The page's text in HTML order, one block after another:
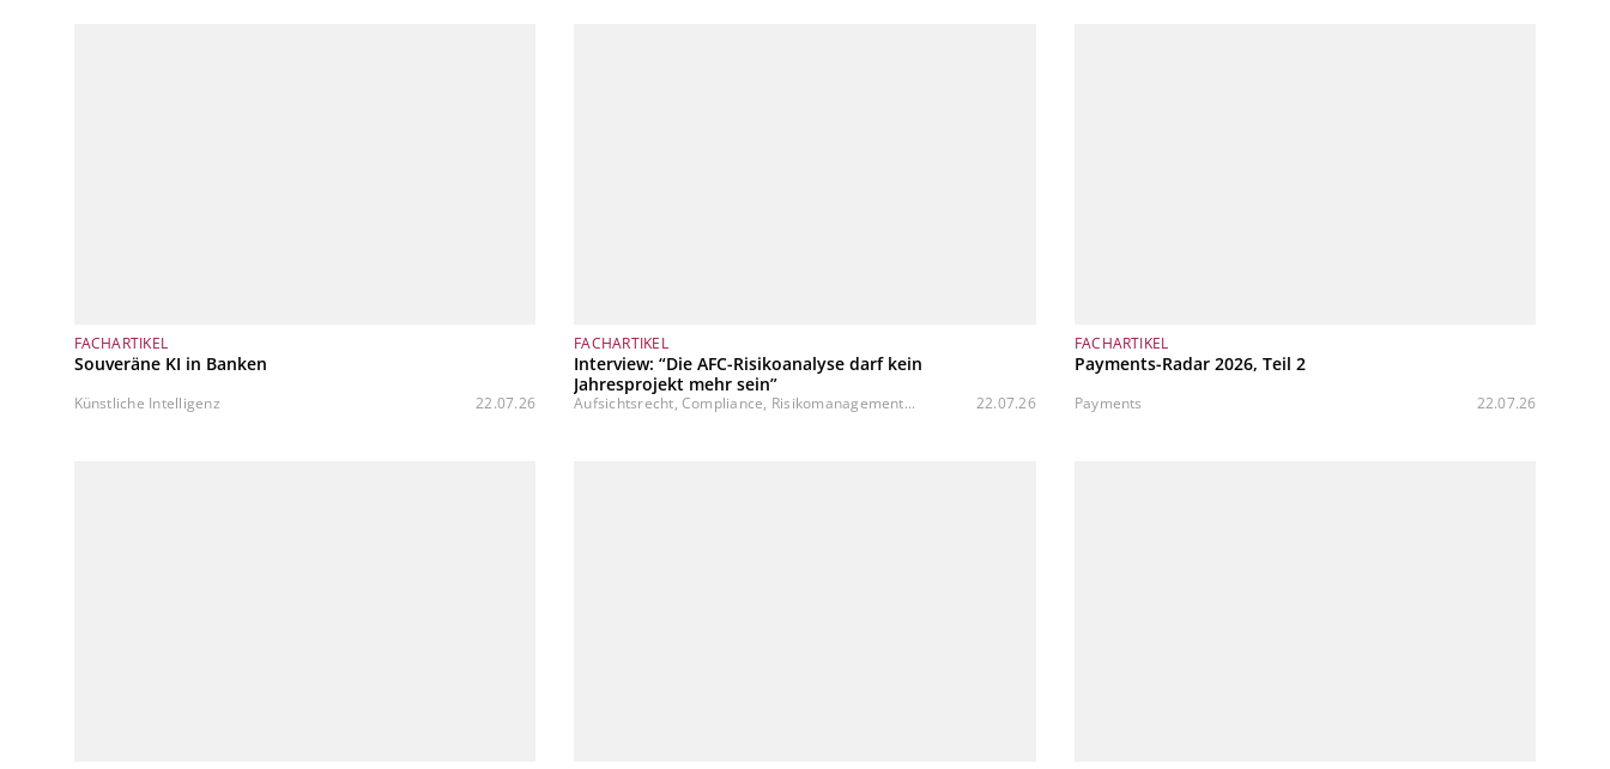
FACHARTIKEL
Souveräne KI in Banken
Künstliche Intelligenz 22.07.26
FACHARTIKEL
Interview: “Die AFC-Risikoanalyse darf kein
Jahresprojekt mehr sein”
Aufsichtsrecht, Compliance, Risikomanagement... 22.07.26
FACHARTIKEL
Payments-Radar 2026, Teil 2
Payments 22.07.26